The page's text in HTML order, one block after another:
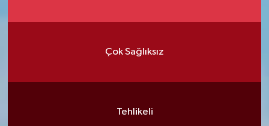
Çok Sağlıksız
Tehlikeli